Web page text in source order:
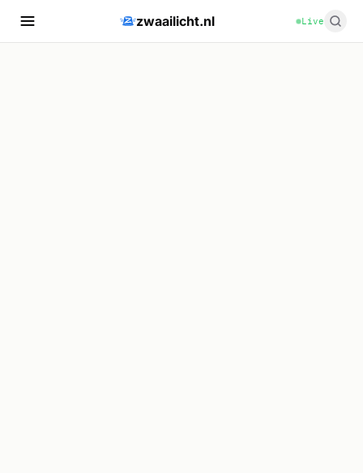
zwaailicht.nl Live